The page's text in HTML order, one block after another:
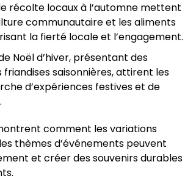
récolte locaux à l’automne mettent
communautaire et les aliments
la fierté locale et l’engagement.
Noël d’hiver, présentant des
saisonnières, attirent les
d’expériences festives et de
comment les variations
thèmes d’événements peuvent
et créer des souvenirs durables